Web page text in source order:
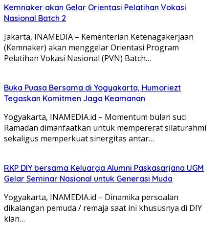
Kemnaker akan Gelar Orientasi Pelatihan Vokasi
Nasional Batch 2
Jakarta, INAMEDIA – Kementerian Ketenagakerjaan
(Kemnaker) akan menggelar Orientasi Program
Pelatihan Vokasi Nasional (PVN) Batch…
Buka Puasa Bersama di Yogyakarta, Humoriezt
Tegaskan Komitmen Jaga Keamanan
Yogyakarta, INAMEDIA.id – Momentum bulan suci
Ramadan dimanfaatkan untuk mempererat silaturahmi
sekaligus memperkuat sinergitas antar…
RKP DIY bersama Keluarga Alumni Paskasarjana UGM
Gelar Seminar Nasional untuk Generasi Muda
Yogyakarta, INAMEDIA.id – Dinamika persoalan
dikalangan pemuda / remaja saat ini khususnya di DIY
kian…